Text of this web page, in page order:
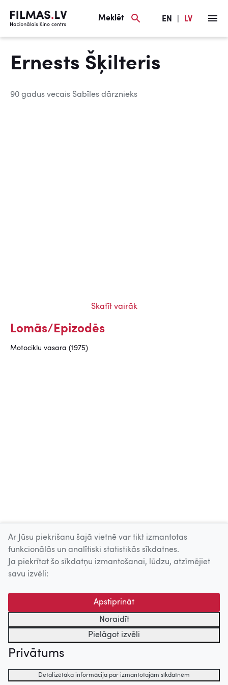
Meklēt EN LV
Ernests Šķilteris
90 gadus vecais Sabīles dārznieks
Skatīt vairāk
Lomās/Epizodēs
Motociklu vasara (1975)
Skatīt vairāk
Uz augšu
© 2026 Nacionālais Kino centrs, Kultūras informācijas sistēmu
centrs. Sadarbības partneris: Latvijas Valsts
kinofotofonodokumentu arhīvs.
Ar Jūsu piekrišanu šajā vietnē var tikt izmantotas
funkcionālās un analītiski statistikās sīkdatnes.
Ja piekrītat šo sīkdatņu izmantošanai, lūdzu, atzīmējiet
savu izvēli:
Apstiprināt
Noraidīt
Pielāgot izvēli
Privātums
Detalizētāka informācija par izmantotajām sīkdatnēm